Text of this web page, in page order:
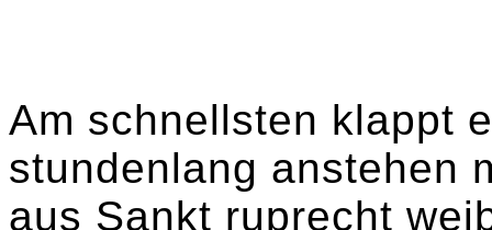
Am schnellsten klappt
stundenlang anstehen
aus Sankt ruprecht